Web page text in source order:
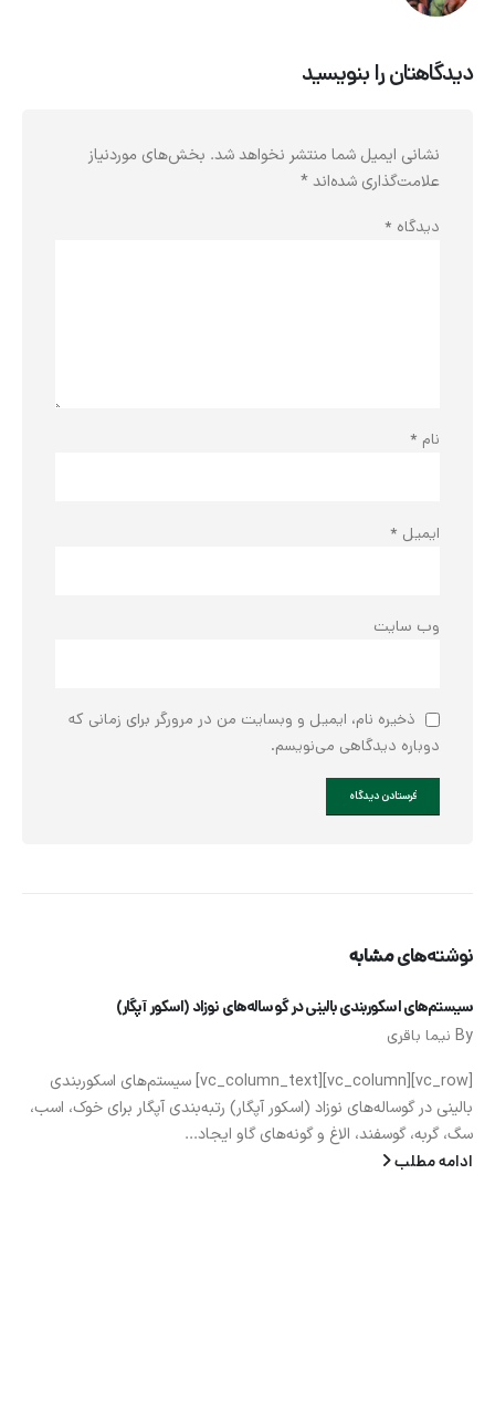
دیدگاهتان را بنویسید
نشانی ایمیل شما منتشر نخواهد شد. بخش‌های موردنیاز
علامت‌گذاری شده‌اند*
دیدگاه *
نام *
ایمیل *
وب‌ سایت
ذخیره نام، ایمیل و وبسایت من در مرورگر برای زمانی که
دوباره دیدگاهی می‌نویسم.
نوشته‌هایمشابه
سیستم‌های اسکوربندی بالینی در گوساله‌های نوزاد (اسکور آپگار)
By نیما باقری
[vc_row][vc_column][vc_column_text] سیستم‌های اسکوربندی
بالینی در گوساله‌های نوزاد (اسکور آپگار) رتبه‌بندی آپگار برای خوک، اسب،
سگ، گربه، گوسفند، الاغ و گونه‌های گاو ایجاد...
ادامه مطلب